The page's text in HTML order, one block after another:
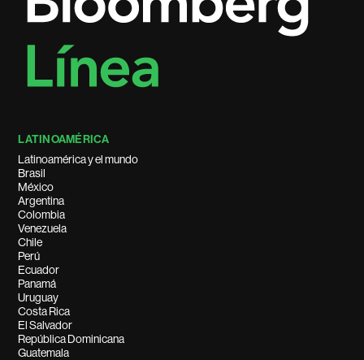
LATINOAMÉRICA
Latinoamérica y el mundo
Brasil
México
Argentina
Colombia
Venezuela
Chile
Perú
Ecuador
Panamá
Uruguay
Costa Rica
El Salvador
República Dominicana
Guatemala